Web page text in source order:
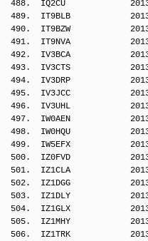
488.  IQ2CU
489.  IT9BLB
490.  IT9BZW
491.  IT9NVA
492.  IV3BCA
493.  IV3CTS
494.  IV3DRP
495.  IV3JCC
496.  IV3UHL
497.  IW0AEN
498.  IW0HQU
499.  IW5EFX
500.  IZ0FVD
501.  IZ1CLA
502.  IZ1DGG
503.  IZ1DLY
504.  IZ1GLX
505.  IZ1MHY
506.  IZ1TRK